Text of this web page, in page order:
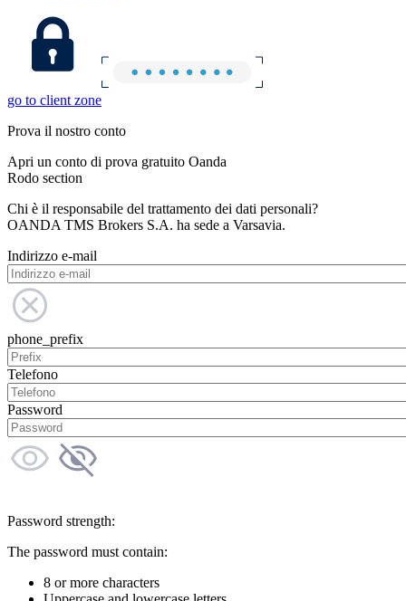
go to client zone
Prova il nostro conto
Apri un conto di prova gratuito Oanda
Rodo section
Chi è il responsabile del trattamento dei dati personali?
OANDA TMS Brokers S.A. ha sede a Varsavia.
Indirizzo e-mail
phone_prefix
Telefono
Password
Password strength:
The password must contain:
8 or more characters